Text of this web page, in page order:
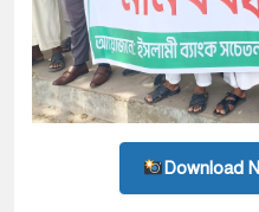
Download